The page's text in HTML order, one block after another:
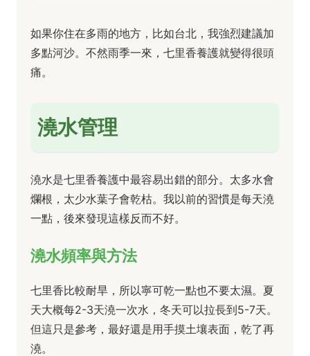
如果你住在多雨的地方，比如台北，我強烈建議加
多點河沙。不然雨季一來，七里香養護就變得很頭
痛。
澆水管理
澆水是七里香養護中最容易出錯的部分。太多水會
爛根，太少水葉子會乾枯。我以前的習慣是每天澆
一點，後來發現這樣反而不好。
澆水頻率與方法
七里香比較耐旱，所以寧可乾一點也不要太濕。夏
天大概每2-3天澆一次水，冬天可以拉長到5-7天。
但這只是參考，最好還是用手摸土壤表面，乾了再
澆。